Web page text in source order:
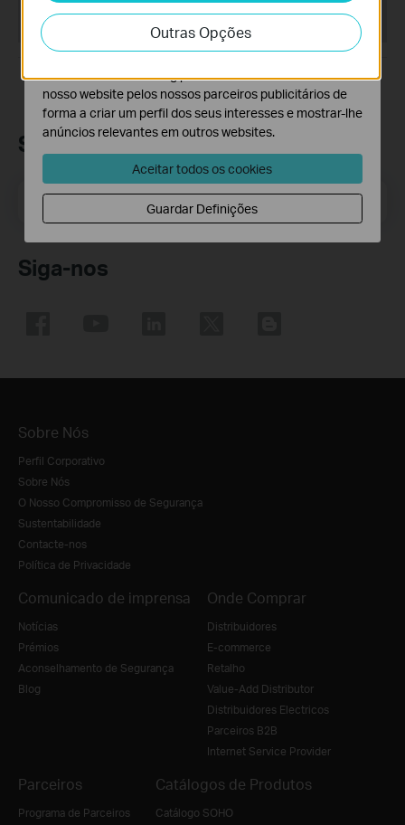
This Article Applies to:
Subscrição
Email Address Inscreva-se
Siga-nos
Sobre Nós
Perfil Corporativo
Sobre Nós
O Nosso Compromisso de Segurança
Sustentabilidade
Contacte-nos
Política de Privacidade
Comunicado de imprensa
Notícias
Prémios
Aconselhamento de Segurança
Blog
Onde Comprar
Distribuidores
E-commerce
Retalho
Value-Add Distributor
Distribuidores Electricos
Parceiros B2B
Internet Service Provider
Parceiros
Programa de Parceiros
Catálogos de Produtos
Catálogo SOHO
Outras Opções
Os cookies de analise permite-nos analisar as suas
atividades no nosso website para melhorar e ajustar a
funcionalidade do nosso website.
O cookies de marketing podem ser definidos através do
nosso website pelos nossos parceiros publicitários de
forma a criar um perfil dos seus interesses e mostrar-lhe
anúncios relevantes em outros websites.
Aceitar todos os cookies
Guardar Definições